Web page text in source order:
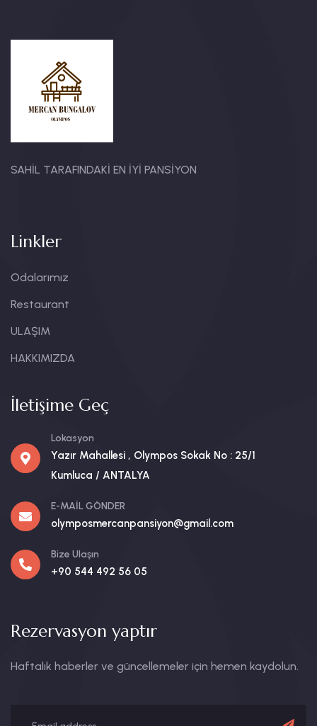
SAHİL TARAFINDAKİ EN İYİ PANSİYON
Linkler
Odalarımız
Restaurant
ULAŞIM
HAKKIMIZDA
İletişime Geç
Lokasyon
Yazır Mahallesi , Olympos Sokak No : 25/1
Kumluca / ANTALYA
E-MAİL GÖNDER
olymposmercanpansiyon@gmail.com
Bize Ulaşın
+90 544 492 56 05
Rezervasyon yaptır
Haftalık haberler ve güncellemeler için hemen kaydolun.